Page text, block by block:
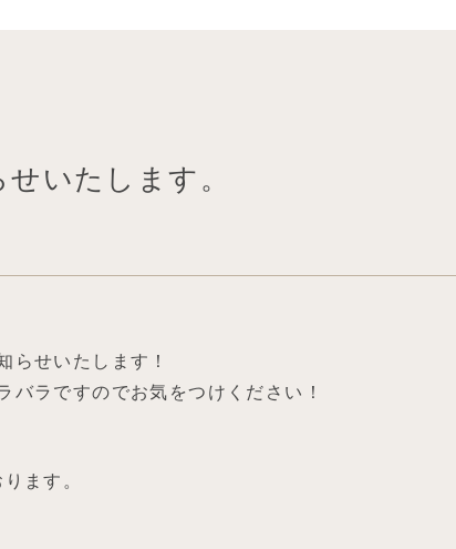
いたします。
らせいたします！
バラですのでお気をつけください！
ます。